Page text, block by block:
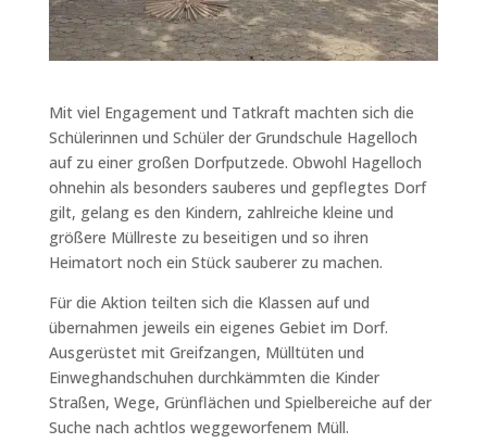
Mit viel Engagement und Tatkraft machten sich die
Schülerinnen und Schüler der Grundschule Hagelloch
auf zu einer großen Dorfputzede. Obwohl Hagelloch
ohnehin als besonders sauberes und gepflegtes Dorf
gilt, gelang es den Kindern, zahlreiche kleine und
größere Müllreste zu beseitigen und so ihren
Heimatort noch ein Stück sauberer zu machen.
Für die Aktion teilten sich die Klassen auf und
übernahmen jeweils ein eigenes Gebiet im Dorf.
Ausgerüstet mit Greifzangen, Mülltüten und
Einweghandschuhen durchkämmten die Kinder
Straßen, Wege, Grünflächen und Spielbereiche auf der
Suche nach achtlos weggeworfenem Müll.